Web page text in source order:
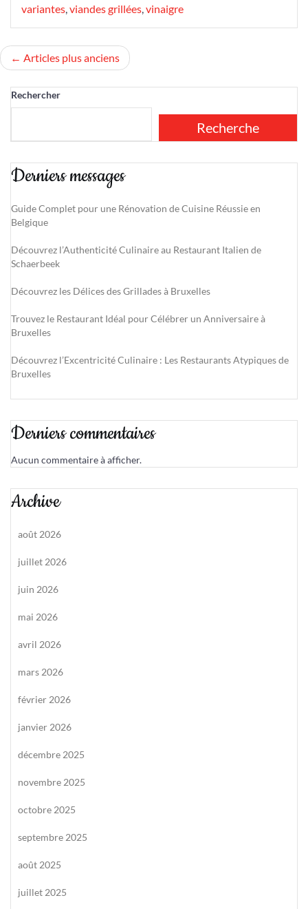
variantes,viandes grillées,vinaigre
Navigation
des
articles
Articles plus anciens
Rechercher
Recherche
Derniers messages
Guide Complet pour une Rénovation de Cuisine Réussie en
Belgique
Découvrez l’Authenticité Culinaire au Restaurant Italien de
Schaerbeek
Découvrez les Délices des Grillades à Bruxelles
Trouvez le Restaurant Idéal pour Célébrer un Anniversaire à
Bruxelles
Découvrez l’Excentricité Culinaire : Les Restaurants Atypiques de
Bruxelles
Derniers commentaires
Aucun commentaire à afficher.
Archive
août 2026
juillet 2026
juin 2026
mai 2026
avril 2026
mars 2026
février 2026
janvier 2026
décembre 2025
novembre 2025
octobre 2025
septembre 2025
août 2025
juillet 2025